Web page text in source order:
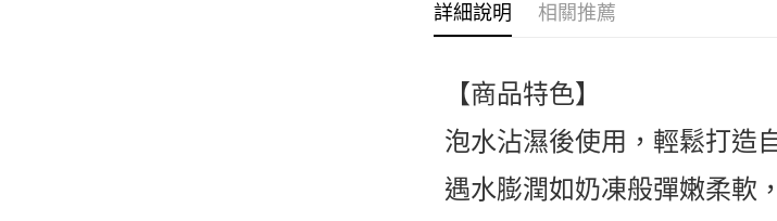
詳細說明 相關推薦
【商品特色】
泡水沾濕後使用，輕鬆打造
遇水膨潤如奶凍般彈嫩柔軟